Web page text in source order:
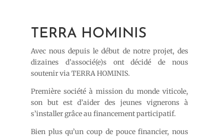
TERRA HOMINIS
Avec nous depuis le début de notre projet, des
dizaines d’associé(e)s ont décidé de nous
soutenir via TERRA HOMINIS.
Première société à mission du monde viticole,
son but est d’aider des jeunes vignerons à
s’installer grâce au financement participatif.
Bien plus qu’un coup de pouce financier, nous